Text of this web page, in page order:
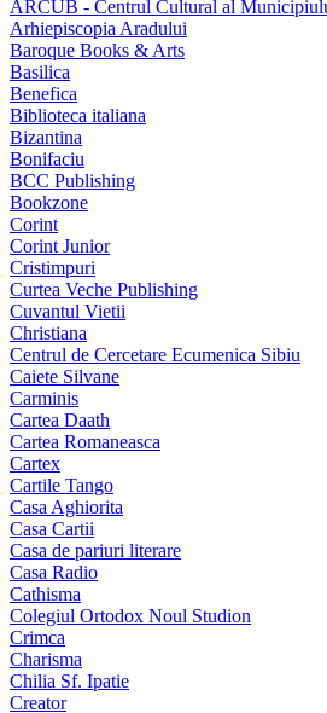
ARCUB - Centrul Cultural al
Arhiepiscopia Aradului
Baroque Books & Arts
Basilica
Benefica
Biblioteca italiana
Bizantina
Bonifaciu
BCC Publishing
Bookzone
Corint
Corint Junior
Cristimpuri
Curtea Veche Publishing
Cuvantul Vietii
Christiana
Centrul de Cercetare Ecumenica Sibiu
Caiete Silvane
Carminis
Cartea Daath
Cartea Romaneasca
Cartex
Cartile Tango
Casa Aghiorita
Casa Cartii
Casa de pariuri literare
Casa Radio
Cathisma
Colegiul Ortodox Noul Studion
Crimca
Charisma
Chilia Sf. Ipatie
Creator